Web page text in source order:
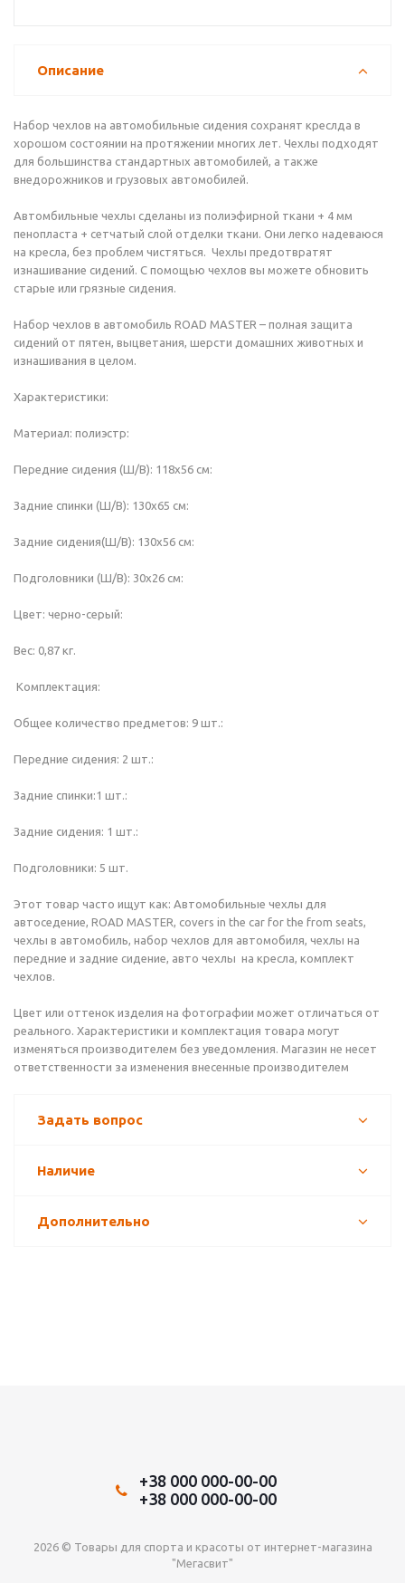
Описание
Набор чехлов на автомобильные сидения сохранят креслда в
хорошом состоянии на протяжении многих лет. Чехлы подходят
для большинства стандартных автомобилей, а также
внедорожников и грузовых автомобилей.
Автомбильные чехлы сделаны из полиэфирной ткани + 4 мм
пенопласта + сетчатый слой отделки ткани. Они легко надеваюся
на кресла, без проблем чистяться. Чехлы предотвратят
изнашивание сидений. С помощью чехлов вы можете обновить
старые или грязные сидения.
Набор чехлов в автомобиль ROAD MASTER – полная защита
сидений от пятен, выцветания, шерсти домашних животных и
изнашивания в целом.
Характеристики:
Материал: полиэстр:
Передние сидения (Ш/В): 118х56 см:
Задние спинки (Ш/В): 130х65 см:
Задние сидения(Ш/В): 130х56 см:
Подголовники (Ш/В): 30х26 см:
Цвет: черно-серый:
Вес: 0,87 кг.
Комплектация:
Общее количество предметов: 9 шт.:
Передние сидения: 2 шт.:
Задние спинки:1 шт.:
Задние сидения: 1 шт.:
Подголовники: 5 шт.
Этот товар часто ищут как: Автомобильные чехлы для
автоседение, ROAD MASTER, covers in the car for the from seats,
чехлы в автомобиль, набор чехлов для автомобиля, чехлы на
передние и задние сидение, авто чехлы на кресла, комплект
чехлов.
Цвет или оттенок изделия на фотографии может отличаться от
реального. Характеристики и комплектация товара могут
изменяться производителем без уведомления. Магазин не несет
ответственности за изменения внесенные производителем
Задать вопрос
Наличие
Дополнительно
+38 000 000-00-00
+38 000 000-00-00
2026 © Товары для спорта и красоты от интернет-магазина
"Мегасвит"